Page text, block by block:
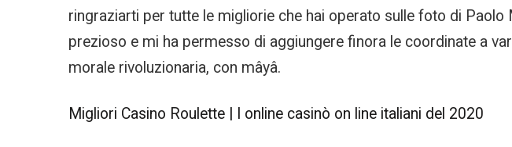
ringraziarti per tutte le migliorie che hai operato sulle foto di
prezioso e mi ha permesso di aggiungere finora le coordinate a
morale rivoluzionaria, con mâyâ.
Migliori Casino Roulette | I online casinò on line italiani del 2020